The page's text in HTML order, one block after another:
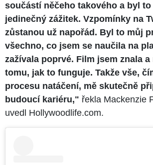
součástí něčeho takového a byl to
jedinečný zážitek. Vzpomínky na
zůstanou už napořád. Byl to můj
všechno, co jsem se naučila na
zažívala poprvé. Film jsem znala
tomu, jak to funguje. Takže vše,
procesu natáčení, mě skutečně
budoucí kariéru," řekla Mackenzie
uvedl Hollywoodlife.com.